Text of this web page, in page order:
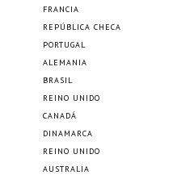
FRANCIA
REPÚBLICA CHECA
PORTUGAL
ALEMANIA
BRASIL
REINO UNIDO
CANADÁ
DINAMARCA
REINO UNIDO
AUSTRALIA